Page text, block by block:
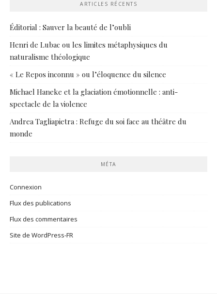
ARTICLES RÉCENTS
Éditorial : Sauver la beauté de l’oubli
Henri de Lubac ou les limites métaphysiques du
naturalisme théologique
« Le Repos inconnu » ou l’éloquence du silence
Michael Haneke et la glaciation émotionnelle : anti-
spectacle de la violence
Andrea Tagliapietra : Refuge du soi face au théâtre du
monde
MÉTA
Connexion
Flux des publications
Flux des commentaires
Site de WordPress-FR